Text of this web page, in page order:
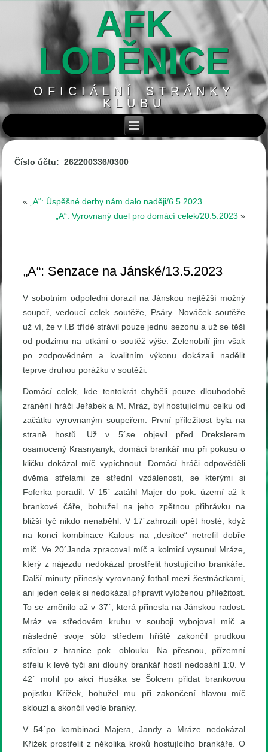
AFK
LODĚNICE
OFICIÁLNÍ STRÁNKY
KLUBU
Číslo účtu: 262200336/0300
«
„A“: Úspěšné derby nám dalo naději/6.5.2023
„A“: Vyrovnaný duel pro domácí celek/20.5.2023 »
„A“: Senzace na Jánské/13.5.2023
V sobotním odpoledni dorazil na Jánskou nejtěžší možný
soupeř, vedoucí celek soutěže, Psáry. Nováček soutěže
už ví, že v I.B třídě strávil pouze jednu sezonu a už se těší
od podzimu na utkání o soutěž výše. Zelenobílí jim však
po zodpovědném a kvalitním výkonu dokázali nadělit
teprve druhou porážku v soutěži.
Domácí celek, kde tentokrát chyběli pouze dlouhodobě
zranění hráči Jeřábek a M. Mráz, byl hostujícímu celku od
začátku vyrovnaným soupeřem. První příležitost byla na
straně hostů. Už v 5´se objevil před Drekslerem
osamocený Krasnyanyk, domácí brankář mu při pokusu o
kličku dokázal míč vypíchnout. Domácí hráči odpověděli
dvěma střelami ze střední vzdálenosti, se kterými si
Foferka poradil. V 15´ zatáhl Majer do pok. území až k
brankové čáře, bohužel na jeho zpětnou přihrávku na
bližší tyč nikdo nenaběhl. V 17´zahrozili opět hosté, když
na konci kombinace Kalous na „desítce“ netrefil dobře
míč. Ve 20´Janda zpracoval míč a kolmicí vysunul Mráze,
který z nájezdu nedokázal prostřelit hostujícího brankáře.
Další minuty přinesly vyrovnaný fotbal mezi šestnáctkami,
ani jeden celek si nedokázal připravit vyloženou příležitost.
To se změnilo až v 37´, která přinesla na Jánskou radost.
Mráz ve středovém kruhu v souboji vybojoval míč a
následně svoje sólo středem hřiště zakončil prudkou
střelou z hranice pok. oblouku. Na přesnou, přízemní
střelu k levé tyči ani dlouhý brankář hostí nedosáhl 1:0. V
42´ mohl po akci Husáka se Šolcem přidat brankovou
pojistku Křížek, bohužel mu při zakončení hlavou míč
sklouzl a skončil vedle branky.
V 54´po kombinaci Majera, Jandy a Mráze nedokázal
Křížek prostřelit z několika kroků hostujícího brankáře. O